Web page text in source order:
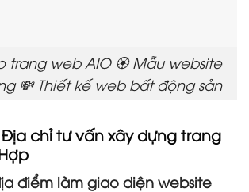
trang web AIO 🏵️ Mẫu website
💸 Thiết kế web bất động sản
chỉ tư vấn xây dựng trang
điểm làm giao diện website